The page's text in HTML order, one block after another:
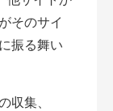
そのサイ
振る舞い
収集、